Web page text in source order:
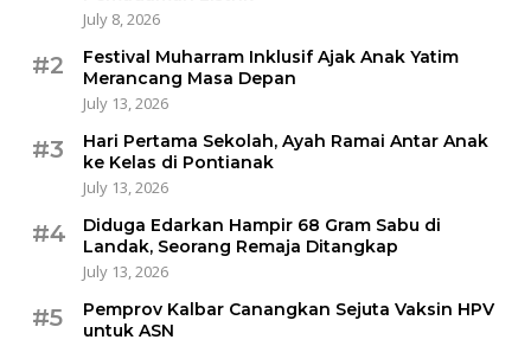
July 8, 2026
#2
Festival Muharram Inklusif Ajak Anak Yatim
Merancang Masa Depan
July 13, 2026
#3
Hari Pertama Sekolah, Ayah Ramai Antar Anak
ke Kelas di Pontianak
July 13, 2026
#4
Diduga Edarkan Hampir 68 Gram Sabu di
Landak, Seorang Remaja Ditangkap
July 13, 2026
#5
Pemprov Kalbar Canangkan Sejuta Vaksin HPV
untuk ASN